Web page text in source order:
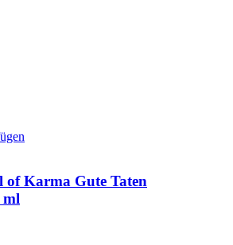
of Karma Gute Taten
ml